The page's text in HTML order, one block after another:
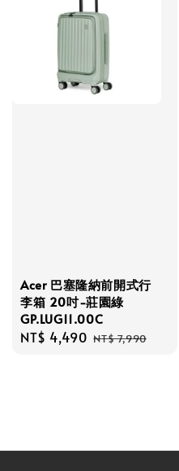
Acer 巴塞隆納前開式行
李箱 20吋-莊園綠
GP.LUG11.00C
Sale
NT$ 4,490 Regular
NT$ 7,990